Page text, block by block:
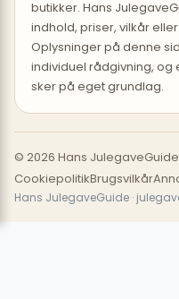
butikker. Hans
indhold, priser, vilkår
Oplysninger på denne
individuel rådgivning,
sker på eget grundlag.
© 2026 Hans JulegaveGuide
CookiepolitikBrugsvilkår
Hans JulegaveGuide ·